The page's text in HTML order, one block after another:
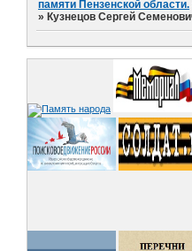
памяти Пензенской области.
» Кузнецов Сергей